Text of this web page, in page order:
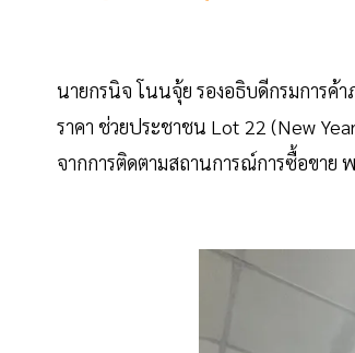
นายกรนิจ โนนจุ้ย รองอธิบดีกรมการค้
ราคา ช่วยประชาชน Lot 22 (New
จากการติดตามสถานการณ์การซื้อขาย